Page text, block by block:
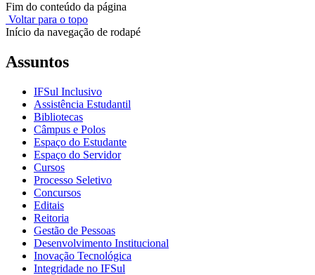
Fim do conteúdo da página
Voltar para o topo
Início da navegação de rodapé
Assuntos
IFSul Inclusivo
Assistência Estudantil
Bibliotecas
Câmpus e Polos
Espaço do Estudante
Espaço do Servidor
Cursos
Processo Seletivo
Concursos
Editais
Reitoria
Gestão de Pessoas
Desenvolvimento Institucional
Inovação Tecnológica
Integridade no IFSul